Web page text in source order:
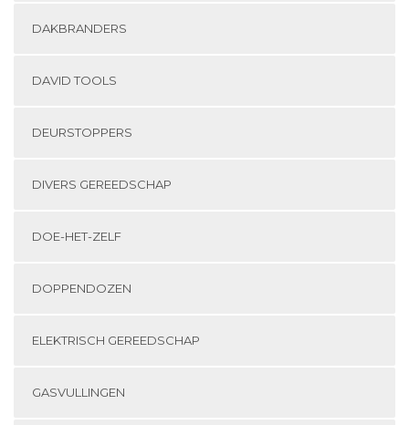
DAKBRANDERS
DAVID TOOLS
DEURSTOPPERS
DIVERS GEREEDSCHAP
DOE-HET-ZELF
DOPPENDOZEN
ELEKTRISCH GEREEDSCHAP
GASVULLINGEN